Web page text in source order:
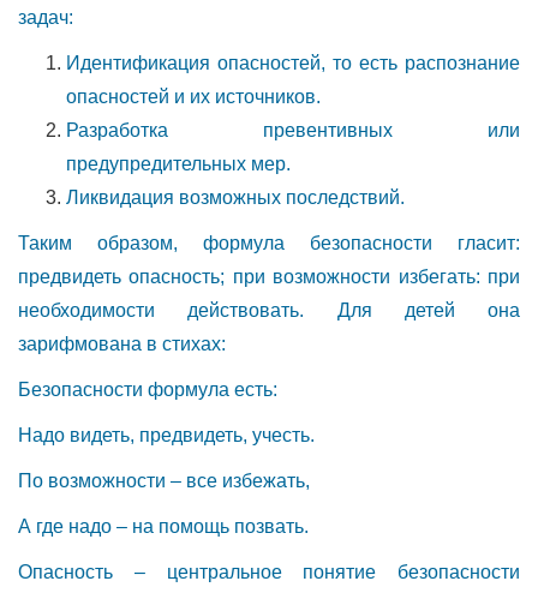
задач:
Идентификация опасностей, то есть распознание
опасностей и их источников.
Разработка превентивных или
предупредительных мер.
Ликвидация возможных последствий.
Таким образом, формула безопасности гласит:
предвидеть опасность; при возможности избегать: при
необходимости действовать. Для детей она
зарифмована в стихах:
Безопасности формула есть:
Надо видеть, предвидеть, учесть.
По возможности – все избежать,
А где надо – на помощь позвать.
Опасность – центральное понятие безопасности